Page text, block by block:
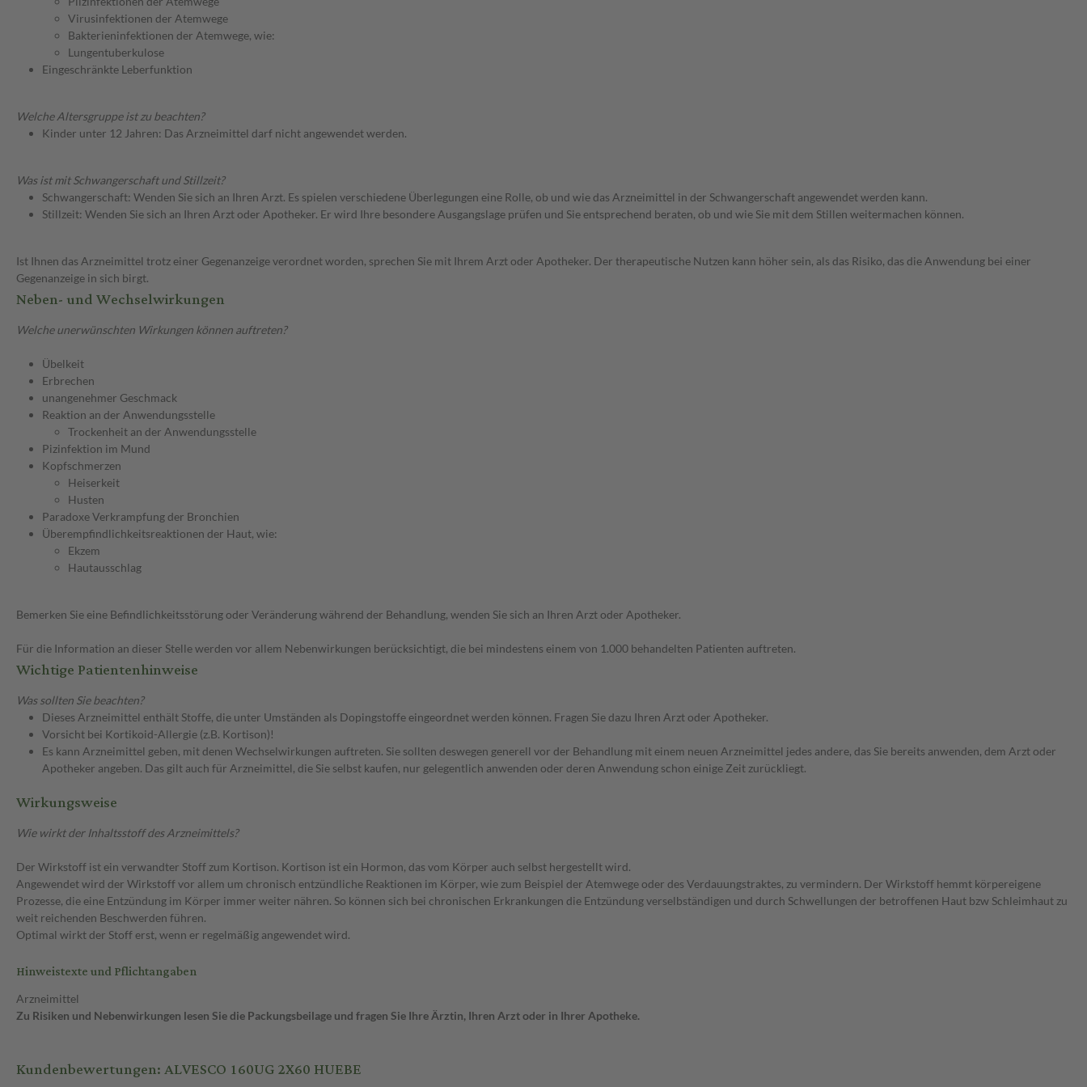
Virusinfektionen der Atemwege
Bakterieninfektionen der Atemwege, wie:
Lungentuberkulose
Eingeschränkte Leberfunktion
Welche Altersgruppe ist zu beachten?
Kinder unter 12 Jahren: Das Arzneimittel darf nicht angewendet werden.
Was ist mit Schwangerschaft und Stillzeit?
Schwangerschaft: Wenden Sie sich an Ihren Arzt. Es spielen verschiedene Überlegungen eine Rolle, ob und wie das Arzneimittel in der Schwangerschaft angewendet werden kann.
Stillzeit: Wenden Sie sich an Ihren Arzt oder Apotheker. Er wird Ihre besondere Ausgangslage prüfen und Sie entsprechend beraten, ob und wie Sie mit dem Stillen weitermachen können.
Ist Ihnen das Arzneimittel trotz einer Gegenanzeige verordnet worden, sprechen Sie mit Ihrem Arzt oder Apotheker. Der therapeutische Nutzen kann höher sein, als das Risiko, das die Anwendung bei einer
Gegenanzeige in sich birgt.
Neben- und Wechselwirkungen
Welche unerwünschten Wirkungen können auftreten?
Übelkeit
Erbrechen
unangenehmer Geschmack
Reaktion an der Anwendungsstelle
Trockenheit an der Anwendungsstelle
Pizinfektion im Mund
Kopfschmerzen
Heiserkeit
Husten
Paradoxe Verkrampfung der Bronchien
Überempfindlichkeitsreaktionen der Haut, wie:
Ekzem
Hautausschlag
Bemerken Sie eine Befindlichkeitsstörung oder Veränderung während der Behandlung, wenden Sie sich an Ihren Arzt oder Apotheker.
Für die Information an dieser Stelle werden vor allem Nebenwirkungen berücksichtigt, die bei mindestens einem von 1.000 behandelten Patienten auftreten.
Wichtige Patientenhinweise
Was sollten Sie beachten?
Dieses Arzneimittel enthält Stoffe, die unter Umständen als Dopingstoffe eingeordnet werden können. Fragen Sie dazu Ihren Arzt oder Apotheker.
Vorsicht bei Kortikoid-Allergie (z.B. Kortison)!
Es kann Arzneimittel geben, mit denen Wechselwirkungen auftreten. Sie sollten deswegen generell vor der Behandlung mit einem neuen Arzneimittel jedes andere, das Sie bereits anwenden, dem Arzt oder
Apotheker angeben. Das gilt auch für Arzneimittel, die Sie selbst kaufen, nur gelegentlich anwenden oder deren Anwendung schon einige Zeit zurückliegt.
Wirkungsweise
Wie wirkt der Inhaltsstoff des Arzneimittels?
Der Wirkstoff ist ein verwandter Stoff zum Kortison. Kortison ist ein Hormon, das vom Körper auch selbst hergestellt wird.
Angewendet wird der Wirkstoff vor allem um chronisch entzündliche Reaktionen im Körper, wie zum Beispiel der Atemwege oder des Verdauungstraktes, zu vermindern. Der Wirkstoff hemmt körpereigene
Prozesse, die eine Entzündung im Körper immer weiter nähren. So können sich bei chronischen Erkrankungen die Entzündung verselbständigen und durch Schwellungen der betroffenen Haut bzw Schleimhaut zu
weit reichenden Beschwerden führen.
Optimal wirkt der Stoff erst, wenn er regelmäßig angewendet wird.
Hinweistexte und Pflichtangaben
Arzneimittel
Zu Risiken und Nebenwirkungen lesen Sie die Packungsbeilage und fragen Sie Ihre Ärztin, Ihren Arzt oder in Ihrer Apotheke.
Kundenbewertungen: ALVESCO 160UG 2X60 HUEBE